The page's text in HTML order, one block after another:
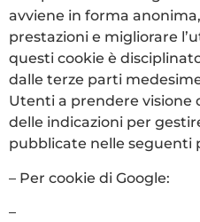
avviene in forma
prestazioni e migliorare
questi cookie è
dalle terze parti
Utenti a prendere visione
delle indicazioni per
pubblicate nelle seguenti
– Per cookie di Google:
–